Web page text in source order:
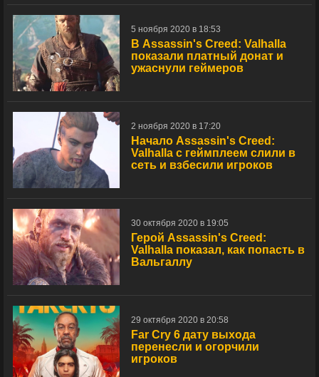
5 ноября 2020 в 18:53
В Assassin's Creed: Valhalla
показали платный донат и
ужаснули геймеров
2 ноября 2020 в 17:20
Начало Assassin's Creed:
Valhalla с геймплеем слили в
сеть и взбесили игроков
30 октября 2020 в 19:05
Герой Assassin's Creed:
Valhalla показал, как попасть в
Вальгаллу
29 октября 2020 в 20:58
Far Cry 6 дату выхода
перенесли и огорчили
игроков